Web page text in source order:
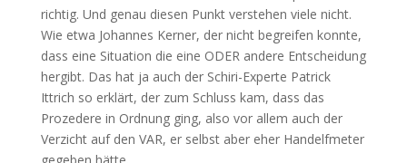
richtig. Und genau diesen Punkt verstehen viele nicht.
Wie etwa Johannes Kerner, der nicht begreifen konnte,
dass eine Situation die eine ODER andere Entscheidung
hergibt. Das hat ja auch der Schiri-Experte Patrick
Ittrich so erklärt, der zum Schluss kam, dass das
Prozedere in Ordnung ging, also vor allem auch der
Verzicht auf den VAR, er selbst aber eher Handelfmeter